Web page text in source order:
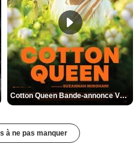
Cotton Queen Bande-annonce VO STFR
à ne pas manquer